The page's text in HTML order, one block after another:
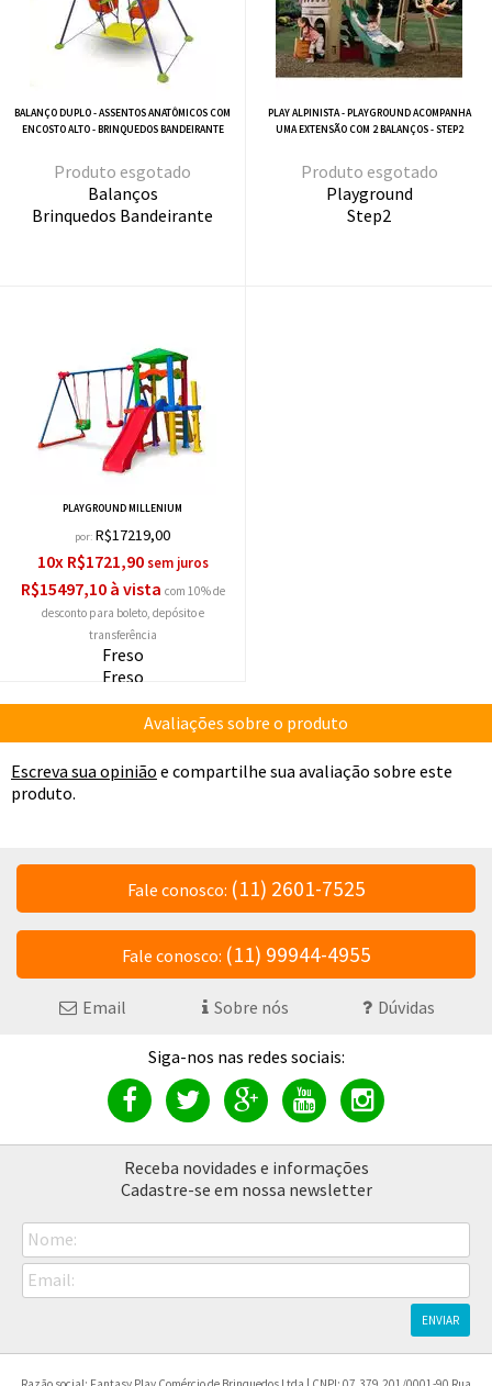
BALANÇO DUPLO - ASSENTOS ANATÔMICOS COM
ENCOSTO ALTO - BRINQUEDOS BANDEIRANTE
esgotado
Balanços
Brinquedos Bandeirante
PLAY ALPINISTA - PLAYGROUND ACOMPANHA
UMA EXTENSÃO COM 2 BALANÇOS - STEP2
esgotado
Playground
Step2
PLAYGROUND MILLENIUM
por: R$17219,00
10x R$1721,90
R$15497,10 à vista com 10% de
desconto
Freso
Freso
Avaliações sobre o produto
Escreva sua opinião e compartilhe sua avaliação sobre este
produto.
Fale conosco: (11) 2601-7525
Fale conosco: (11) 99944-4955
Email Sobre nós Dúvidas
Receba novidades e informações
Cadastre-se em nossa newsletter
Nome:
Email:
ENVIAR